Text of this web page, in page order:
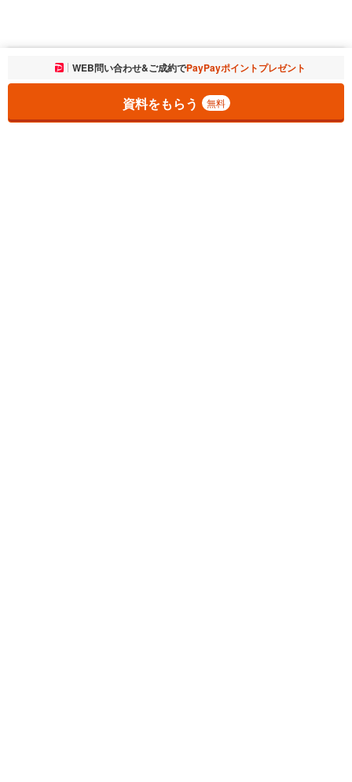
お気に入りに追加しました。 一覧を開く
WEB問い合わせ&ご成約でPayPayポイントプレゼント
資料をもらう 無料